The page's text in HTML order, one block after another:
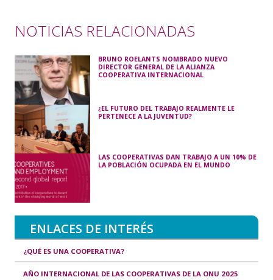
NOTICIAS RELACIONADAS
BRUNO ROELANTS NOMBRADO NUEVO
DIRECTOR GENERAL DE LA ALIANZA
COOPERATIVA INTERNACIONAL
¿EL FUTURO DEL TRABAJO REALMENTE LE
PERTENECE A LA JUVENTUD?
LAS COOPERATIVAS DAN TRABAJO A UN 10% DE
LA POBLACIÓN OCUPADA EN EL MUNDO
ENLACES DE INTERÉS
¿QUÉ ES UNA COOPERATIVA?
AÑO INTERNACIONAL DE LAS COOPERATIVAS DE LA ONU 2025